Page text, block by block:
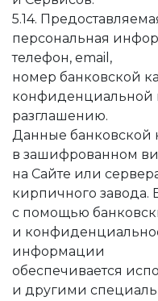
5.14.
персональная
телефон, email,
номер банковской
конфиденциальной
разглашению.
Данные банковской
в зашифрованном
на Сайте или
кирпичного завода.
с помощью
и
информации
обеспечивается
и другими